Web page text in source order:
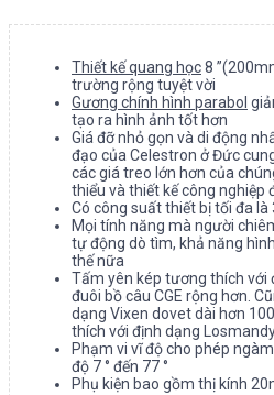
Thiết kế quang học8
trường rộng tuyệt vời
Gương chính hình parabol
tạo ra hình ảnh tốt hơn
Giá đỡ nhỏ gọn và di động
đạo của Celestron ở Đức
các giá treo lớn hơn của
thiểu và thiết kế công nghiệp
Có công suất thiết bị tối đa là
Mọi tính năng mà người
tự động dò tìm, khả năng
thế nữa
Tấm yên kép tương thích với
đuôi bồ câu CGE rộng hơn.
dạng Vixen dovet dài hơn
thích với định dạng Losmandy
Phạm vi vĩ độ cho phép
độ 7 ° đến 77 °
Phụ kiện bao gồm thị kính